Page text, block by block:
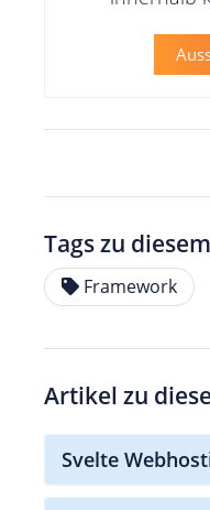
Tags zu
Framework
Artikel zu
Svelte